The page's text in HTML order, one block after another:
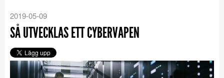
2019-05-09
SÅ UTVECKLAS ETT CYBERVAPEN